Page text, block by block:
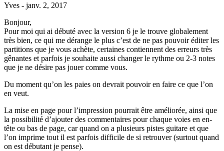
Yves - janv. 2, 2017
Bonjour,
Pour moi qui ai débuté avec la version 6 je le trouve globalement
très bien, ce qui me dérange le plus c’est de ne pas pouvoir éditer les
partitions que je vous achète, certaines contiennent des erreurs très
gênantes et parfois je souhaite aussi changer le rythme ou 2-3 notes
que je ne désire pas jouer comme vous.
Du moment qu’on les paies on devrait pouvoir en faire ce que l’on
en veut.
La mise en page pour l’impression pourrait être améliorée, ainsi que
la possibilité d’ajouter des commentaires pour chaque voies en en-
tête ou bas de page, car quand on a plusieurs pistes guitare et que
l’on imprime tout il est parfois difficile de si retrouver (surtout quand
on est débutant je pense).